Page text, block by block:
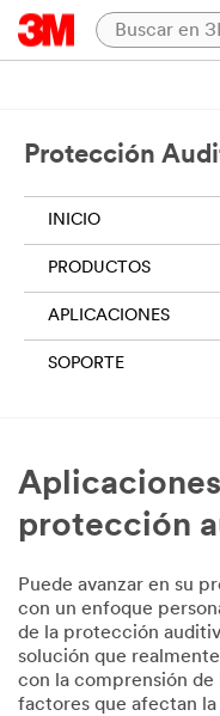
Protección
INICIO
PRODUCTOS
APLICACIONES
SOPORTE
protección
Puede avanzar en su
con un enfoque
de la protección
solución que
con la comprensión
factores que afectan